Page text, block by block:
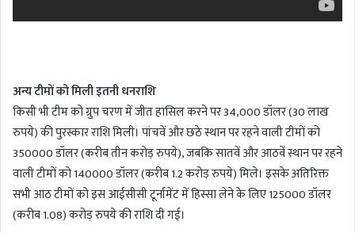
अन्य टीमों को मिली इतनी धनराशि
किसी भी टीम को ग्रुप चरण में जीत हासिल करने पर 34,000 डॉलर (30 लाख
रुपये) की पुरस्कार राशि मिली। पांचवें और छठे स्थान पर रहने वाली टीमों को
350000 डॉलर (करीब तीन करोड़ रुपये), जबकि सातवें और आठवें स्थान पर रहने
वाली टीमों को 140000 डॉलर (करीब 1.2 करोड़ रुपये) मिले। इसके अतिरिक्त
सभी आठ टीमों को इस आईसीसी टूर्नामेंट में हिस्सा लेने के लिए 125000 डॉलर
(करीब 1.08) करोड़ रुपये की राशि दी गई।